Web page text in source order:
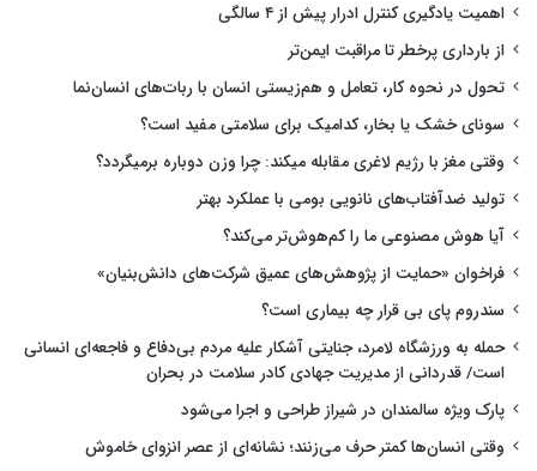
اهمیت یادگیری کنترل ادرار پیش از ۴ سالگی
از بارداری پرخطر تا مراقبت ایمن‌تر
تحول در نحوه کار، تعامل و هم‌زیستی انسان با ربات‌های انسان‌نما
سونای خشک یا بخار، کدامیک برای سلامتی مفید است؟
وقتی مغز با رژیم لاغری مقابله میکند: چرا وزن دوباره برمیگردد؟
تولید ضدآفتاب‌های نانویی بومی با عملکرد بهتر
آیا هوش مصنوعی ما را کم‌هوش‌تر می‌کند؟
فراخوان «حمایت از پژوهش‌های عمیق شرکت‌های دانش‌بنیان»
سندروم پای بی قرار چه بیماری است؟
حمله به ورزشگاه لامرد، جنایتی آشکار علیه مردم بی‌دفاع و فاجعه‌ای انسانی
است/ قدردانی از مدیریت جهادی کادر سلامت در بحران
پارک ویژه سالمندان در شیراز طراحی و اجرا می‌شود
وقتی انسان‌ها کمتر حرف می‌زنند؛ نشانه‌ای از عصر انزوای خاموش